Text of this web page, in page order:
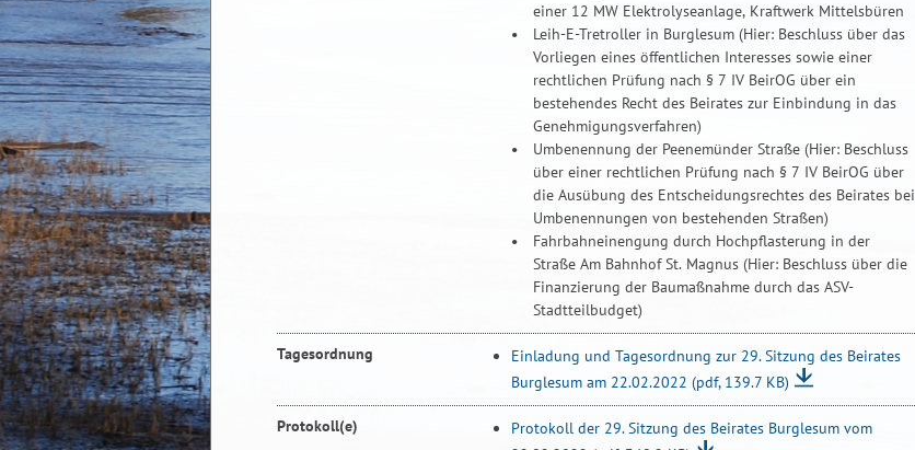
einer 12 MW Elektrolyseanlage, Kraftwerk Mittelsbüren
Leih-E-Tretroller in Burglesum (Hier: Beschluss über das
Vorliegen eines öffentlichen Interesses sowie einer
rechtlichen Prüfung nach § 7 IV BeirOG über ein
bestehendes Recht des Beirates zur Einbindung in das
Genehmigungsverfahren)
Umbenennung der Peenemünder Straße (Hier: Beschluss
über einer rechtlichen Prüfung nach § 7 IV BeirOG über
die Ausübung des Entscheidungsrechtes des Beirates bei
Umbenennungen von bestehenden Straßen)
Fahrbahneinengung durch Hochpflasterung in der
Straße Am Bahnhof St. Magnus (Hier: Beschluss über die
Finanzierung der Baumaßnahme durch das ASV-
Stadtteilbudget)
Tagesordnung
Einladung und Tagesordnung zur 29. Sitzung des Beirates
Burglesum am 22.02.2022 (pdf, 139.7 KB)
Protokoll(e)
Protokoll der 29. Sitzung des Beirates Burglesum vom